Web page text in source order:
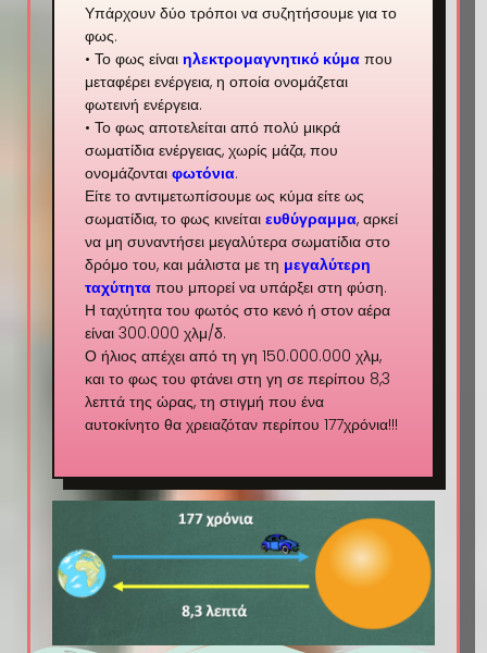
Υπάρχουν δύο τρόποι να συζητήσουμε για το
φως.
• Το φως είναιηλεκτρομαγνητικό κύμα που
μεταφέρει ενέργεια, η οποία ονομάζεται
φωτεινή ενέργεια.
• Το φως αποτελείται από πολύ μικρά
σωματίδια ενέργειας, χωρίς μάζα, που
ονομάζονταιφωτόνια.
Είτε το αντιμετωπίσουμε ως κύμα είτε ως
σωματίδια, το φως κινείταιευθύγραμμα, αρκεί
να μη συναντήσει μεγαλύτερα σωματίδια στο
δρόμο του, και μάλιστα με τη μεγαλύτερη
ταχύτητα που μπορεί να υπάρξει στη φύση.
Η ταχύτητα του φωτός στο κενό ή στον αέρα
είναι 300.000 χλμ/δ.
Ο ήλιος απέχει από τη γη 150.000.000 χλμ,
και το φως του φτάνει στη γη σε περίπου 8,3
λεπτά της ώρας, τη στιγμή που ένα
αυτοκίνητο θα χρειαζόταν περίπου 177χρόνια!!!